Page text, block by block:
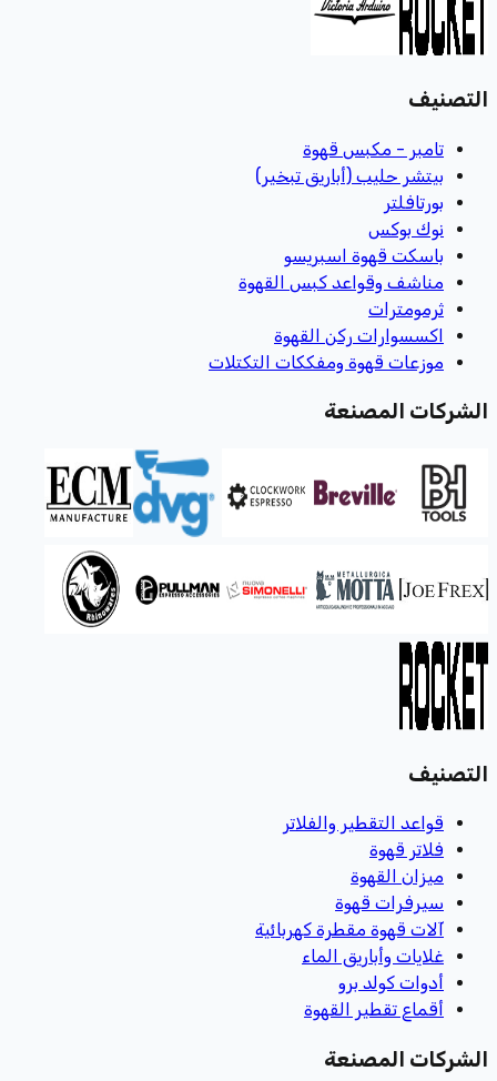
التصنيف
تامبر - مكبس قهوة
بيتشر حليب (أباريق تبخير)
بورتافلتر
نوك بوكس
باسكت قهوة اسبريسو
مناشف وقواعد كبس القهوة
ثرمومترات
اكسسوارات ركن القهوة
موزعات قهوة ومفككات التكتلات
الشركات المصنعة
التصنيف
قواعد التقطير والفلاتر
فلاتر قهوة
ميزان القهوة
سيرفرات قهوة
آلات قهوة مقطرة كهربائية
غلايات وأباريق الماء
أدوات كولد برو
أقماع تقطير القهوة
الشركات المصنعة